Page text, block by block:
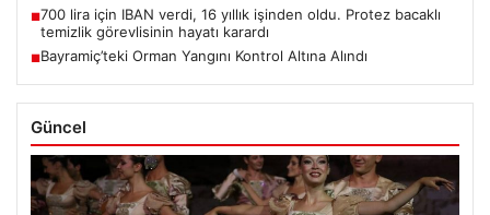
■700 lira için IBAN verdi, 16 yıllık işinden oldu. Protez bacaklı
temizlik görevlisinin hayatı karardı
■Bayramiç’teki Orman Yangını Kontrol Altına Alındı
Güncel